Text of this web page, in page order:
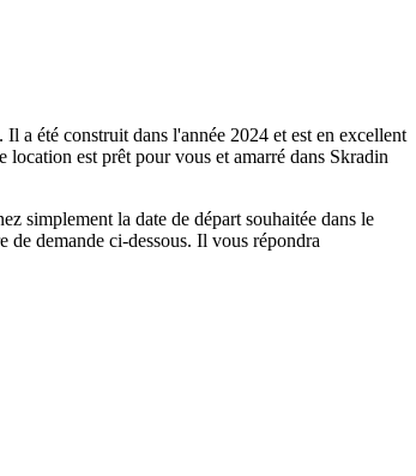
a été construit dans l'année 2024 et est en excellent
est prêt pour vous et amarré dans Skradin
simplement la date de départ souhaitée dans le
demande ci-dessous. Il vous répondra